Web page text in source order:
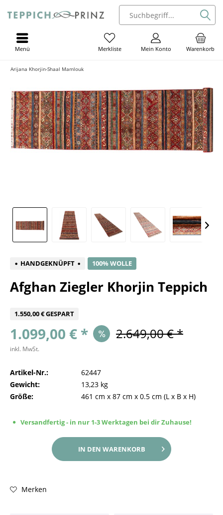
Warenkorb
Mein Konto
Merkliste
Menü
Arijana Khorjin-Shaal Mamlouk
HANDGEKNÜPFT 100% WOLLE
Afghan Ziegler Khorjin Teppich
1.550,00 € GESPART
1.099,00 € * 2.649,00 € *
inkl. MwSt.
Artikel-Nr.:
62447
Gewicht:
13,23 kg
Größe:
461 cm x 87 cm x 0.5 cm (L x B x H)
Versandfertig - in nur 1-3 Werktagen bei dir Zuhause!
IN DEN WARENKORB
Merken